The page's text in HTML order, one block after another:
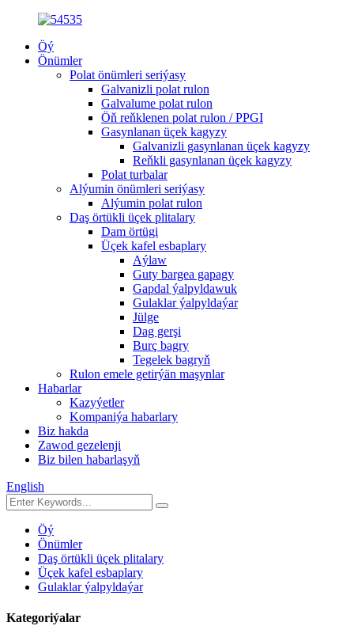
Öý
Önümler
Polat önümleri seriýasy
Galvanizli polat rulon
Galvalume polat rulon
Öň reňklenen polat rulon / PPGI
Gasynlanan üçek kagyzy
Galvanizli gasynlanan üçek kagyzy
Reňkli gasynlanan üçek kagyzy
Polat turbalar
Alýumin önümleri seriýasy
Alýumin polat rulon
Daş örtükli üçek plitalary
Dam örtügi
Üçek kafel esbaplary
Aýlaw
Guty bargea gapagy
Gapdal ýalpyldawuk
Gulaklar ýalpyldaýar
Jülge
Dag gerşi
Burç bagry
Tegelek bagryň
Rulon emele getirýän maşynlar
Habarlar
Kazyýetler
Kompaniýa habarlary
Biz hakda
Zawod gezelenji
Biz bilen habarlaşyň
English
Öý
Önümler
Daş örtükli üçek plitalary
Üçek kafel esbaplary
Gulaklar ýalpyldaýar
Kategoriýalar